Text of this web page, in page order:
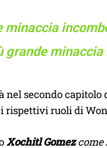
grande
nel secondo capitolo
rispettivi ruoli di
Xochitl Gomezcome